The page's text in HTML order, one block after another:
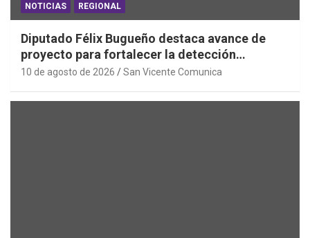
NOTICIAS REGIONAL
Diputado Félix Bugueño destaca avance de
proyecto para fortalecer la detección
temprana del cáncer de tiroides
10 de agosto de 2026 San Vicente Comunica